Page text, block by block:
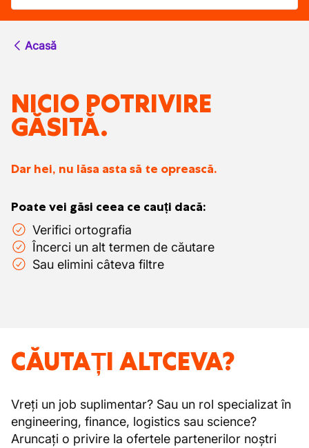
Acasă
NICIO POTRIVIRE
GĂSITĂ.
Dar hei, nu lăsa asta să te oprească.
Poate vei găsi ceea ce cauți dacă:
Verifici ortografia
Încerci un alt termen de căutare
Sau elimini câteva filtre
CĂUTAȚI ALTCEVA?
Vreți un job suplimentar? Sau un rol specializat în
engineering, finance, logistics sau science?
Aruncați o privire la ofertele partenerilor noștri